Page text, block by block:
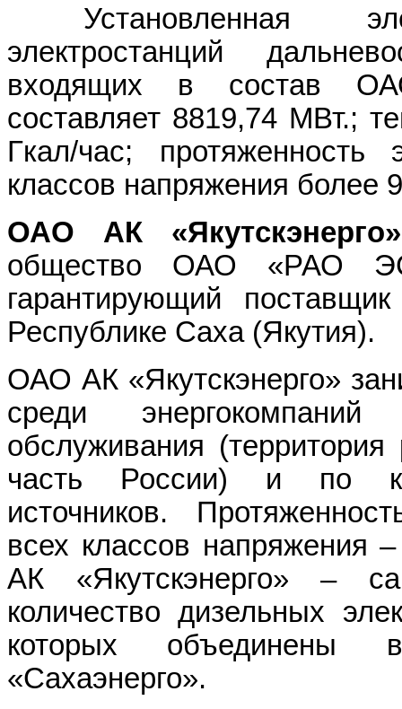
Установленная
электростанций
входящих в состав
составляет 8819,74 МВт.;
Гкал/час; протяженность
классов напряжения более
ОАО АК «Якутскэнерго»
общество ОАО «РАО
гарантирующий
Республике Саха (Якутия).
ОАО АК «Якутскэнерго»
среди
обслуживания (территория
часть России) и по
источников.
всех классов
АК «Якутскэнерго» –
количество дизельных
которых объединены
«Сахаэнерго».